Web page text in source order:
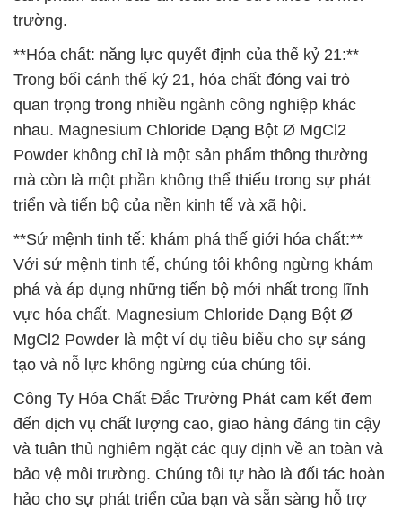
trường.
**Hóa chất: năng lực quyết định của thế kỷ 21:**
Trong bối cảnh thế kỷ 21, hóa chất đóng vai trò
quan trọng trong nhiều ngành công nghiệp khác
nhau. Magnesium Chloride Dạng Bột Ø MgCl2
Powder không chỉ là một sản phẩm thông thường
mà còn là một phần không thể thiếu trong sự phát
triển và tiến bộ của nền kinh tế và xã hội.
**Sứ mệnh tinh tế: khám phá thế giới hóa chất:**
Với sứ mệnh tinh tế, chúng tôi không ngừng khám
phá và áp dụng những tiến bộ mới nhất trong lĩnh
vực hóa chất. Magnesium Chloride Dạng Bột Ø
MgCl2 Powder là một ví dụ tiêu biểu cho sự sáng
tạo và nỗ lực không ngừng của chúng tôi.
Công Ty Hóa Chất Đắc Trường Phát cam kết đem
đến dịch vụ chất lượng cao, giao hàng đáng tin cậy
và tuân thủ nghiêm ngặt các quy định về an toàn và
bảo vệ môi trường. Chúng tôi tự hào là đối tác hoàn
hảo cho sự phát triển của bạn và sẵn sàng hỗ trợ